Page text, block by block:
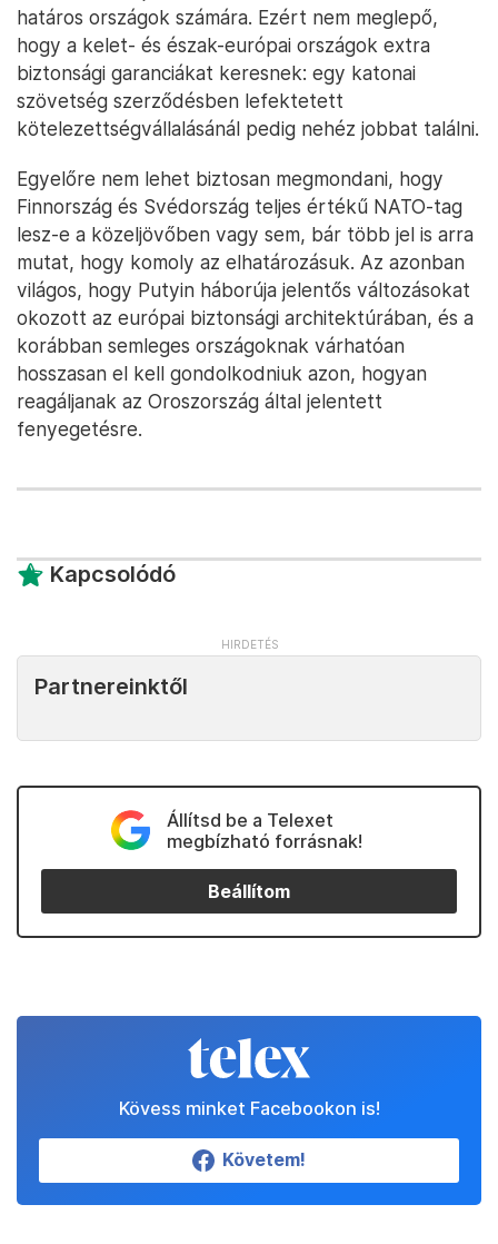
határos országok számára. Ezért nem meglepő,
hogy a kelet- és észak-európai országok extra
biztonsági garanciákat keresnek: egy katonai
szövetség szerződésben lefektetett
kötelezettségvállalásánál pedig nehéz jobbat találni.
Egyelőre nem lehet biztosan megmondani, hogy
Finnország és Svédország teljes értékű NATO-tag
lesz-e a közeljövőben vagy sem, bár több jel is arra
mutat, hogy komoly az elhatározásuk. Az azonban
világos, hogy Putyin háborúja jelentős változásokat
okozott az európai biztonsági architektúrában, és a
korábban semleges országoknak várhatóan
hosszasan el kell gondolkodniuk azon, hogyan
reagáljanak az Oroszország által jelentett
fenyegetésre.
Kapcsolódó
Partnereinktől
Állítsd be a Telexet
megbízható forrásnak!
Beállítom
Kövess minket Facebookon is!
Követem!